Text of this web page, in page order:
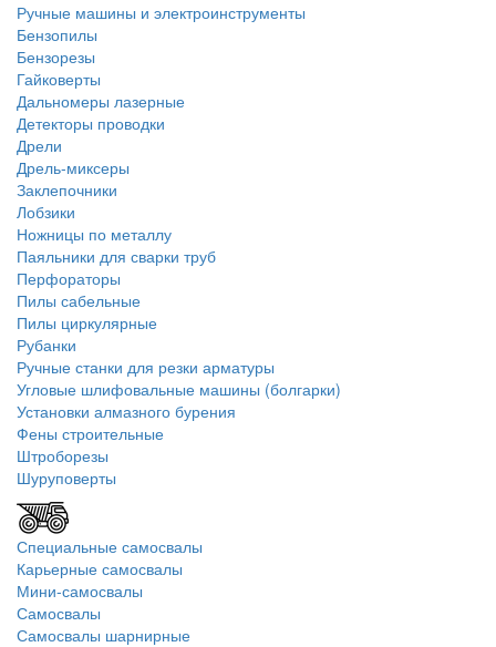
Ручные машины и электроинструменты
Бензопилы
Бензорезы
Гайковерты
Дальномеры лазерные
Детекторы проводки
Дрели
Дрель-миксеры
Заклепочники
Лобзики
Ножницы по металлу
Паяльники для сварки труб
Перфораторы
Пилы сабельные
Пилы циркулярные
Рубанки
Ручные станки для резки арматуры
Угловые шлифовальные машины (болгарки)
Установки алмазного бурения
Фены строительные
Штроборезы
Шуруповерты
Специальные самосвалы
Карьерные самосвалы
Мини-самосвалы
Самосвалы
Самосвалы шарнирные